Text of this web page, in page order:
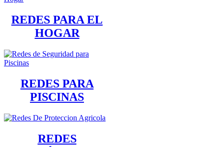
REDES PARA EL
HOGAR
REDES PARA
PISCINAS
REDES